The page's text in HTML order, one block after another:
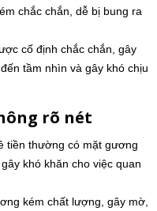
chắc chắn, dễ bị bung ra
cố định chắc chắn, gây
tầm nhìn và gây khó chịu
rõ nét
tiền thường có mặt gương
khó khăn cho việc quan
kém chất lượng, gây mờ,